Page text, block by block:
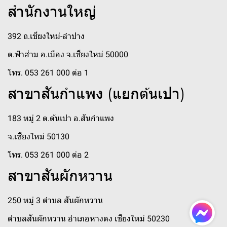
สำนักงานใหญ่
392 ถ.เชียงใหม่-ลำปาง
ต.ฟ้าฮ่าม อ.เมือง จ.เชียงใหม่ 50000
โทร. 053 261 000 ต่อ 1
สาขาสันกำแพง (แยกต้นเปา)
183 หมู่ 2 ต.ต้นเปา อ.สันกำแพง
จ.เชียงใหม่ 50130
โทร. 053 261 000 ต่อ 2
สาขาสันผักหวาน
250 หมู่ 3 ตำบล สันผักหวาน
ตำบลสันผักหวาน อำเภอหางดง เชียงใหม่ 50230